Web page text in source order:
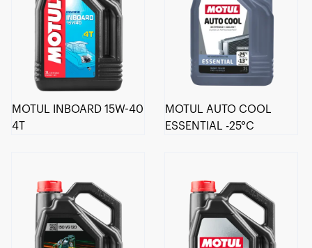
MOTUL INBOARD 15W-40
4T
MOTUL AUTO COOL
ESSENTIAL -25°C